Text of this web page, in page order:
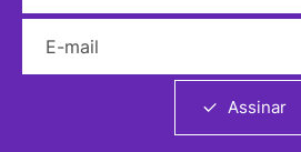
Assinar